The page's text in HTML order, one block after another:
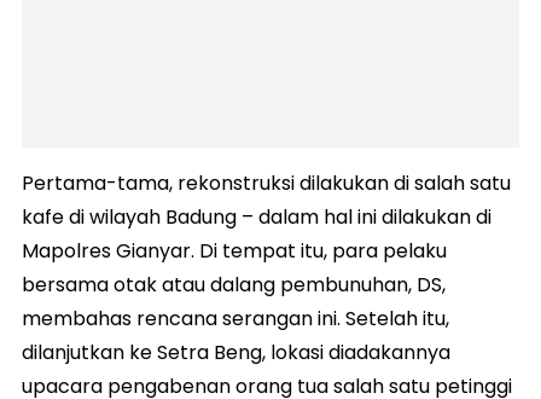
Pertama-tama, rekonstruksi dilakukan di salah satu
kafe di wilayah Badung – dalam hal ini dilakukan di
Mapolres Gianyar. Di tempat itu, para pelaku
bersama otak atau dalang pembunuhan, DS,
membahas rencana serangan ini. Setelah itu,
dilanjutkan ke Setra Beng, lokasi diadakannya
upacara pengabenan orang tua salah satu petinggi